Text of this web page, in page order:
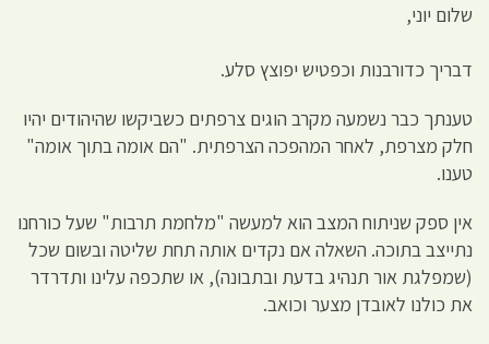
שלום יוני,
דבריך כדורבנות וכפטיש יפוצץ סלע.
טענתך כבר נשמעה מקרב הוגים צרפתים כשביקשו שהיהודים יהיו
חלק מצרפת, לאחר המהפכה הצרפתית. "הם אומה בתוך אומה"
טענו.
אין ספק שניתוח המצב הוא למעשה "מלחמת תרבות" שעל כורחנו
נתייצב בתוכה. השאלה אם נקדים אותה תחת שליטה ובשום שכל
(שמפלגת אור תנהיג בדעת ובתבונה), או שתכפה עלינו ותדרדר
את כולנו לאובדן מצער וכואב.